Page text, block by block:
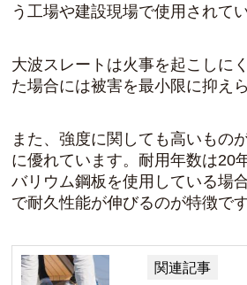
う工場や建設現場で使用されてい
大波スレートは火事を起こしに
た場合には被害を最小限に抑え
また、強度に関しても高いもの
に優れています。耐用年数は20
バリウム鋼板を使用している場
で耐久性能が伸びるのが特徴です
関連記事